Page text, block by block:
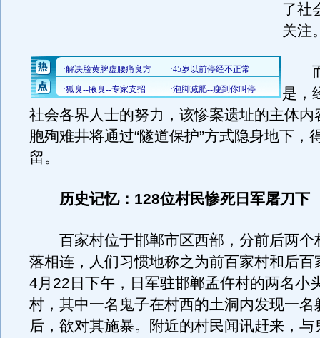
了社
关注
而
是，
社会各界人士的努力，该惨案遗址的主体
胞殉难井将通过“隧道保护”方式隐身地下，
留。
历史记忆：128位村民惨死日军屠刀下
百家村位于邯郸市区西部，分前后两个
落相连，人们习惯地称之为前百家村和后
4月22日下午，日军驻邯郸孟仵村的两名小
村，其中一名鬼子在村西的土洞内发现一名
后，欲对其施暴。附近的村民闻讯赶来，与